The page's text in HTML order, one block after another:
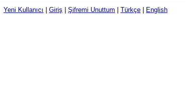
Yeni Kullanıcı | Giriş | Şifremi Unuttum | Türkçe | English